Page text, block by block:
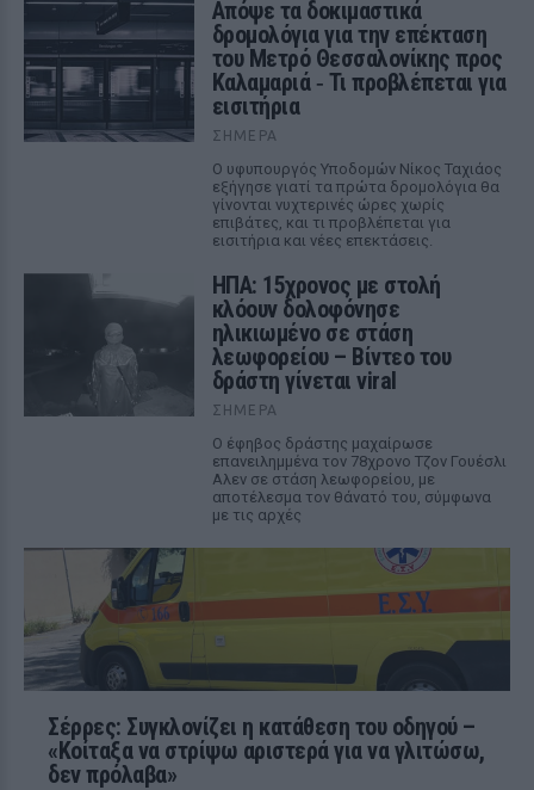
Απόψε τα δοκιμαστικά
δρομολόγια για την επέκταση
του Μετρό Θεσσαλονίκης προς
Καλαμαριά ‑ Τι προβλέπεται για
εισιτήρια
ΣΉΜΕΡΑ
Ο υφυπουργός Υποδομών Νίκος Ταχιάος
εξήγησε γιατί τα πρώτα δρομολόγια θα
γίνονται νυχτερινές ώρες χωρίς
επιβάτες, και τι προβλέπεται για
εισιτήρια και νέες επεκτάσεις.
ΗΠΑ: 15χρονος με στολή
κλόουν δολοφόνησε
ηλικιωμένο σε στάση
λεωφορείου – Βίντεο του
δράστη γίνεται viral
ΣΉΜΕΡΑ
Ο έφηβος δράστης μαχαίρωσε
επανειλημμένα τον 78χρονο Τζον Γουέσλι
Αλεν σε στάση λεωφορείου, με
αποτέλεσμα τον θάνατό του, σύμφωνα
με τις αρχές
Σέρρες: Συγκλονίζει η κατάθεση του οδηγού –
«Κοίταξα να στρίψω αριστερά για να γλιτώσω,
δεν πρόλαβα»